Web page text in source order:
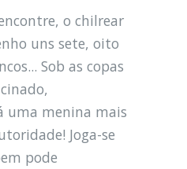
o chilrear
uns sete, oito
Sob as copas
uma menina mais
Joga-se
pode